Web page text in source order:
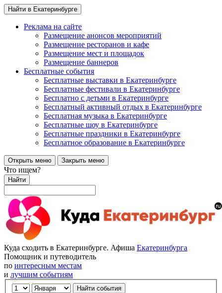
Найти в Екатеринбурге
Реклама на сайте
Размещение анонсов мероприятий
Размещение ресторанов и кафе
Размещение мест и площадок
Размещение баннеров
Бесплатные события
Бесплатные выставки в Екатеринбурге
Бесплатные фестивали в Екатеринбурге
Бесплатно с детьми в Екатеринбурге
Бесплатный активный отдых в Екатеринбурге
Бесплатная музыка в Екатеринбурге
Бесплатные шоу в Екатеринбурге
Бесплатные праздники в Екатеринбурге
Бесплатное образование в Екатеринбурге
Открыть меню Закрыть меню
Что ищем?
Найти
Куда сходить в Екатеринбурге. Афиша Екатеринбурга
Помощник и путеводитель
по интересным местам
и лучшим событиям